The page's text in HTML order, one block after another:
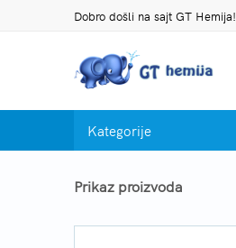
Dobro došli na sajt GT Hemija!
Kategorije
Prikaz proizvoda